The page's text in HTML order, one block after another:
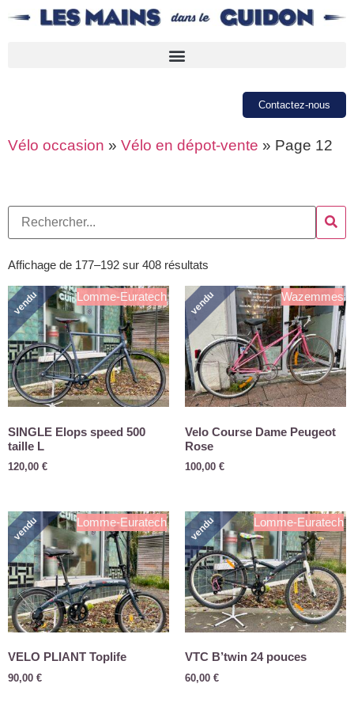
Contactez-nous
Vélo occasion » Vélo en dépot-vente » Page 12
Affichage de 177–192 sur 408 résultats
Lomme-Euratech
vendu
SINGLE Elops speed 500
taille L
120,00 €
Wazemmes
vendu
Velo Course Dame Peugeot
Rose
100,00 €
Lomme-Euratech
vendu
VELO PLIANT Toplife
90,00 €
Lomme-Euratech
vendu
VTC B’twin 24 pouces
60,00 €